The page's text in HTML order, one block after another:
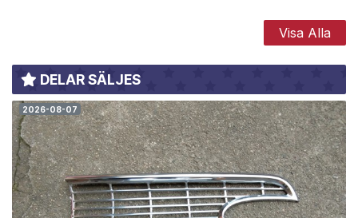
Visa Alla
DELAR SÄLJES
2026-08-07